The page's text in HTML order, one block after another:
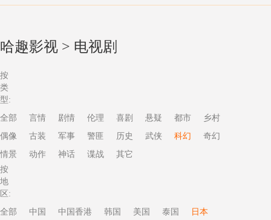
哈趣影视 > 电视剧
按
类
型:
全部
言情 剧情 伦理 喜剧 悬疑 都市
乡村
偶像
古装 军事 警匪 历史 武侠 科幻
奇幻
情景
动作 神话 谍战
其它
按
地
区:
全部
中国 中国香港 韩国 美国 泰国
日本